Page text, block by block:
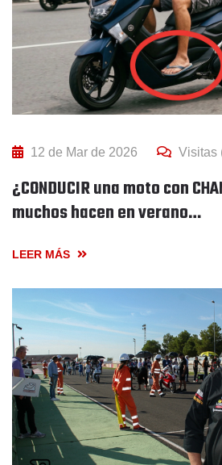
12 de Mar de 2026 Visitas
¿CONDUCIR una moto con
muchos hacen en verano…
LEER MÁS